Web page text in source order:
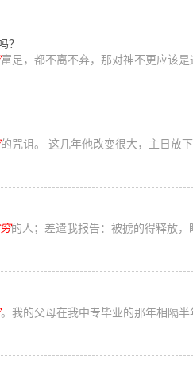
？
富足，都不离不弃，那对神不更应该
的咒诅。 这几年他改变很大，主日放
的人；差遣我报告：被掳的得释放
。我的父母在我中专毕业的那年相隔